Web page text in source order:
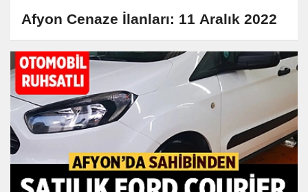
Afyon Cenaze İlanları: 11 Aralık 2022